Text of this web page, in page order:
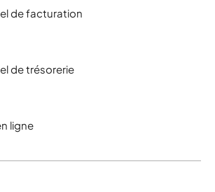
de facturation
de trésorerie
ligne